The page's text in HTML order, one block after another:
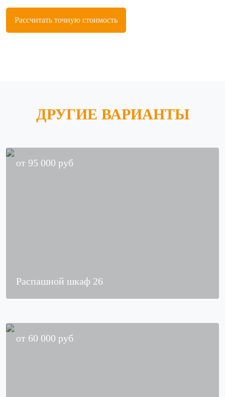
Рассчитать точную стоимость
ДРУГИЕ ВАРИАНТЫ
от 95 000 руб
Распашной шкаф 26
от 60 000 руб